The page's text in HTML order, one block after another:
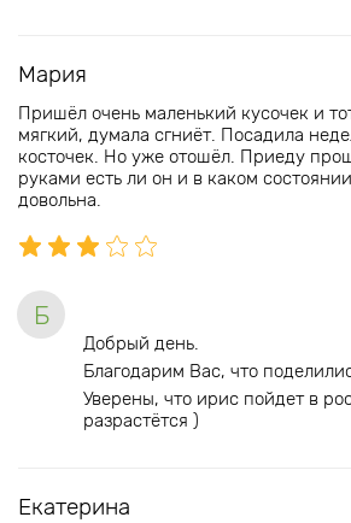
Мария
Пришёл очень маленький кусочек и
мягкий, думала сгниёт. Посадила
косточек. Но уже отошёл. Приеду
руками есть ли он и в каком
довольна.
Б
Добрый день.
Благодарим Вас, что
Уверены, что ирис пойдет в
разрастётся )
Екатерина